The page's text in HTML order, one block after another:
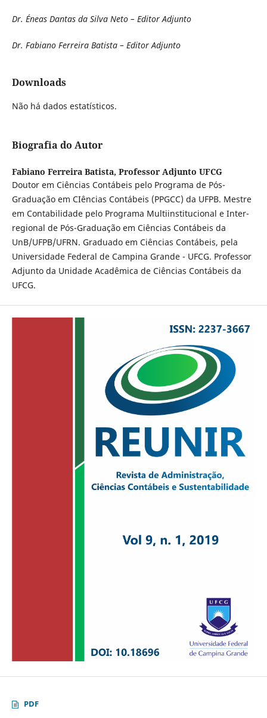
Dr. Éneas Dantas da Silva Neto – Editor Adjunto
Dr. Fabiano Ferreira Batista – Editor Adjunto
Downloads
Não há dados estatísticos.
Biografia do Autor
Fabiano Ferreira Batista, Professor Adjunto UFCG
Doutor em Ciências Contábeis pelo Programa de Pós-
Graduação em CIências Contábeis (PPGCC) da UFPB. Mestre
em Contabilidade pelo Programa Multiinstitucional e Inter-
regional de Pós-Graduação em Ciências Contábeis da
UnB/UFPB/UFRN. Graduado em Ciências Contábeis, pela
Universidade Federal de Campina Grande - UFCG. Professor
Adjunto da Unidade Acadêmica de Ciências Contábeis da
UFCG.
PDF